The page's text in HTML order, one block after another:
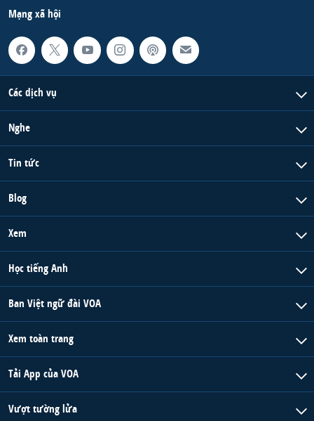
Mạng xã hội
Các dịch vụ
Nghe
Tin tức
Blog
Xem
Học tiếng Anh
Ban Việt ngữ đài VOA
Xem toàn trang
Tải App của VOA
Vượt tường lửa